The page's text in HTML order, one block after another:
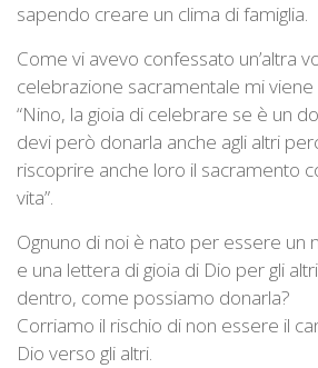
sapendo creare un clima di famiglia.
Come vi avevo confessato un’altra
celebrazione sacramentale mi
“Nino, la gioia di celebrare se è un
devi però donarla anche agli altri
riscoprire anche loro il sacramento
vita”.
Ognuno di noi è nato per essere un
e una lettera di gioia di Dio per gli
dentro, come possiamo donarla?
Corriamo il rischio di non essere il
Dio verso gli altri.